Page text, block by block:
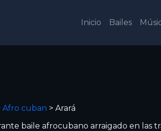
Inicio Bailes
Afro cuban > Arará
baile afrocubano arraigado en las